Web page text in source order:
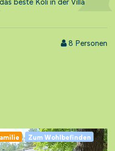
8 Personen
Zum Wohlbefinden